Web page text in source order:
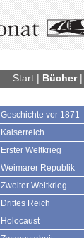
Start| Bücher|
Geschichte vor 1871
Kaiserreich
Erster Weltkrieg
Weimarer Republik
Zweiter Weltkrieg
Drittes Reich
Holocaust